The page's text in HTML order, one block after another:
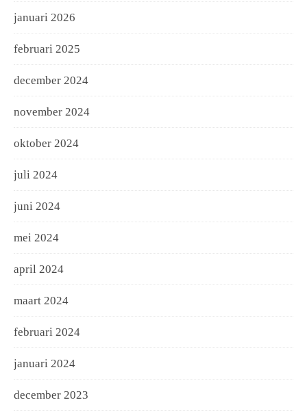
januari 2026
februari 2025
december 2024
november 2024
oktober 2024
juli 2024
juni 2024
mei 2024
april 2024
maart 2024
februari 2024
januari 2024
december 2023